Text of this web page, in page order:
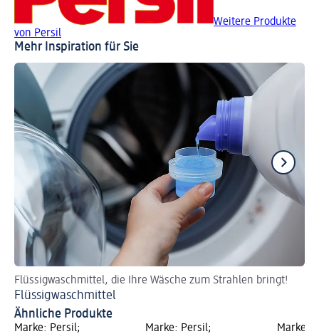
Weitere Produkte
von Persil
Mehr Inspiration für Sie
Flüssigwaschmittel, die Ihre Wäsche zum Strahlen bringt!
Flüssigwaschmittel
Ähnliche Produkte
Marke: Persil;
Marke: Persil;
Marke: